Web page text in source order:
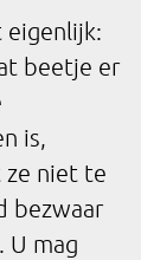
eigenlijk:
beetje er
is,
ze niet te
bezwaar
U mag